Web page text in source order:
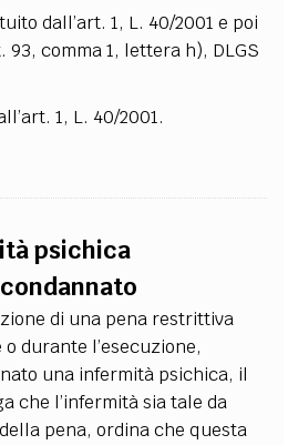
dall’art. 1, L. 40/2001 e poi
93, comma 1, lettera h), DLGS
1, L. 40/2001.
psichica
di una pena restrittiva
durante l’esecuzione,
una infermità psichica, il
che l’infermità sia tale da
pena, ordina che questa